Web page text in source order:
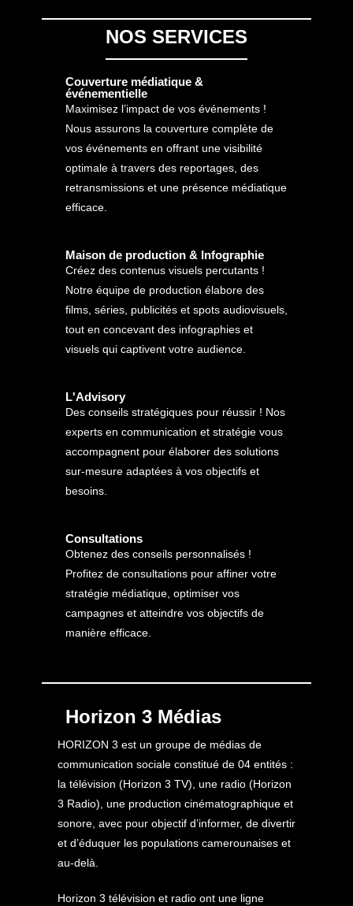
NOS SERVICES
Couverture médiatique &
événementielle
Maximisez l’impact de vos événements !
Nous assurons la couverture complète de
vos événements en offrant une visibilité
optimale à travers des reportages, des
retransmissions et une présence médiatique
efficace.
Maison de production & Infographie
Créez des contenus visuels percutants !
Notre équipe de production élabore des
films, séries, publicités et spots audiovisuels,
tout en concevant des infographies et
visuels qui captivent votre audience.
L'Advisory
Des conseils stratégiques pour réussir ! Nos
experts en communication et stratégie vous
accompagnent pour élaborer des solutions
sur-mesure adaptées à vos objectifs et
besoins.
Consultations
Obtenez des conseils personnalisés !
Profitez de consultations pour affiner votre
stratégie médiatique, optimiser vos
campagnes et atteindre vos objectifs de
manière efficace.
Horizon 3 Médias
HORIZON 3 est un groupe de médias de
communication sociale constitué de 04 entités :
la télévision (Horizon 3 TV), une radio (Horizon
3 Radio), une production cinématographique et
sonore, avec pour objectif d’informer, de divertir
et d’éduquer les populations camerounaises et
au-delà.
Horizon 3 télévision et radio ont une ligne